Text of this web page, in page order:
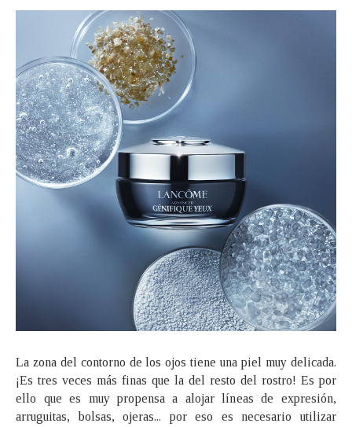
La zona del contorno de los ojos tiene una piel muy delicada.
¡Es tres veces más finas que la del resto del rostro! Es por
ello que es muy propensa a alojar líneas de expresión,
arruguitas, bolsas, ojeras... por eso es necesario utilizar